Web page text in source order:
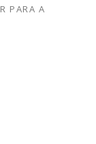
PARA A